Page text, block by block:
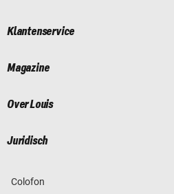
Klantenservice
Magazine
Over Louis
Juridisch
Colofon